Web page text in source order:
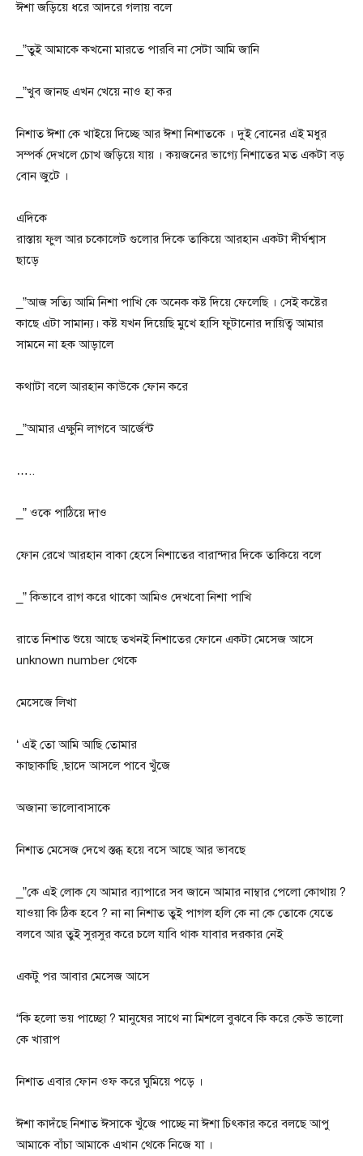
ঈশা জড়িয়ে ধরে আদরে গলায় বলে
_”তুই আমাকে কখনো মারতে পারবি না সেটা আমি জানি
_”খুব জানছ এখন খেয়ে নাও হা কর
নিশাত ঈশা কে খাইয়ে দিচ্ছে আর ঈশা নিশাতকে । দুই বোনের এই মধুর
সম্পর্ক দেখলে চোখ জড়িয়ে যায় । কয়জনের ভাগ্যে নিশাতের মত একটা বড়
বোন জুটে ।
এদিকে
রাস্তায় ফুল আর চকোলেট গুলোর দিকে তাকিয়ে আরহান একটা দীর্ঘশ্বাস
ছাড়ে
_”আজ সত্যি আমি নিশা পাখি কে অনেক কষ্ট দিয়ে ফেলেছি । সেই কষ্টের
কাছে এটা সামান্য। কষ্ট যখন দিয়েছি মুখে হাসি ফুটানোর দায়িত্ব আমার
সামনে না হক আড়ালে
কথাটা বলে আরহান কাউকে ফোন করে
_”আমার এক্ষুনি লাগবে আর্জেন্ট
…..
_” ওকে পাঠিয়ে দাও
ফোন রেখে আরহান বাকা হেসে নিশাতের বারান্দার দিকে তাকিয়ে বলে
_” কিভাবে রাগ করে থাকো আমিও দেখবো নিশা পাখি
রাতে নিশাত শুয়ে আছে তখনই নিশাতের ফোনে একটা মেসেজ আসে
unknown number থেকে
মেসেজে লিখা
‘ এই তো আমি আছি তোমার
কাছাকাছি ,ছাদে আসলে পাবে খুঁজে
অজানা ভালোবাসাকে
নিশাত মেসেজ দেখে স্তব্ধ হয়ে বসে আছে আর ভাবছে
_”কে এই লোক যে আমার ব্যাপারে সব জানে আমার নাম্বার পেলো কোথায় ?
যাওয়া কি ঠিক হবে ? না না নিশাত তুই পাগল হলি কে না কে তোকে যেতে
বলবে আর তুই সুরসুর করে চলে যাবি থাক যাবার দরকার নেই
একটু পর আবার মেসেজ আসে
“কি হলো ভয় পাচ্ছো ? মানুষের সাথে না মিশলে বুঝবে কি করে কেউ ভালো
কে খারাপ
নিশাত এবার ফোন ওফ করে ঘুমিয়ে পড়ে ।
ঈশা কাদঁছে নিশাত ঈসাকে খুঁজে পাচ্ছে না ঈশা চিৎকার করে বলছে আপু
আমাকে বাঁচা আমাকে এখান থেকে নিজে যা ।